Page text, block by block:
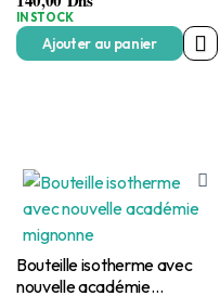
IN STOCK
Ajouter au panier
Bouteille isotherme avec
nouvelle académie